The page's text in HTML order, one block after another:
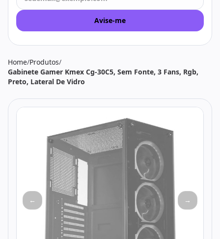
Crédito Atendimento
Avise-me
Home/Produtos/
Gabinete Gamer Kmex Cg-30C5, Sem Fonte, 3 Fans, Rgb,
Preto, Lateral De Vidro
← →